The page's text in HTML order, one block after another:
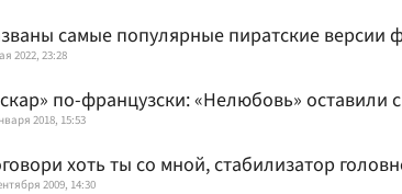
самые популярные пиратские версии
2022, 23:28
по-французски: «Нелюбовь» оставили
2018, 15:53
хоть ты со мной, стабилизатор
2009, 14:30